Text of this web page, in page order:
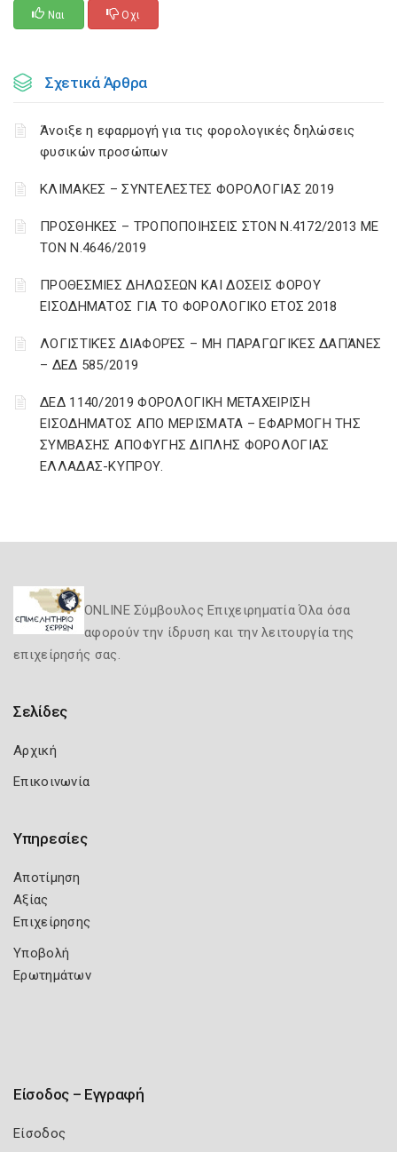
Ναι Οχι
Σχετικά Άρθρα
Άνοιξε η εφαρμογή για τις φορολογικές δηλώσεις
φυσικών προσώπων
ΚΛΙΜΑΚΕΣ – ΣΥΝΤΕΛΕΣΤΕΣ ΦΟΡΟΛΟΓΙΑΣ 2019
ΠΡΟΣΘΗΚΕΣ – ΤΡΟΠΟΠΟΙΗΣΕΙΣ ΣΤΟΝ Ν.4172/2013 ΜΕ
ΤΟΝ Ν.4646/2019
ΠΡΟΘΕΣΜΙΕΣ ΔΗΛΩΣΕΩΝ ΚΑΙ ΔΟΣΕΙΣ ΦΟΡΟΥ
ΕΙΣΟΔΗΜΑΤΟΣ ΓΙΑ ΤΟ ΦΟΡΟΛΟΓΙΚΟ ΕΤΟΣ 2018
ΛΟΓΙΣΤΙΚΈΣ ΔΙΑΦΟΡΈΣ – ΜΗ ΠΑΡΑΓΩΓΙΚΈΣ ΔΑΠΆΝΕΣ
– ΔΕΔ 585/2019
ΔΕΔ 1140/2019 ΦΟΡΟΛΟΓΙΚΗ ΜΕΤΑΧΕΙΡΙΣΗ
ΕΙΣΟΔΗΜΑΤΟΣ ΑΠΟ ΜΕΡΙΣΜΑΤΑ – ΕΦΑΡΜΟΓΗ ΤΗΣ
ΣΥΜΒΑΣΗΣ ΑΠΟΦΥΓΗΣ ΔΙΠΛΗΣ ΦΟΡΟΛΟΓΙΑΣ
ΕΛΛΑΔΑΣ-ΚΥΠΡΟΥ.
ONLINE Σύμβουλος Επιχειρηματία Όλα όσα
αφορούν την ίδρυση και την λειτουργία της
επιχείρησής σας.
Σελίδες
Αρχική
Επικοινωνία
Υπηρεσίες
Αποτίμηση
Αξίας
Επιχείρησης
Υποβολή
Ερωτημάτων
Είσοδος – Εγγραφή
Είσοδος